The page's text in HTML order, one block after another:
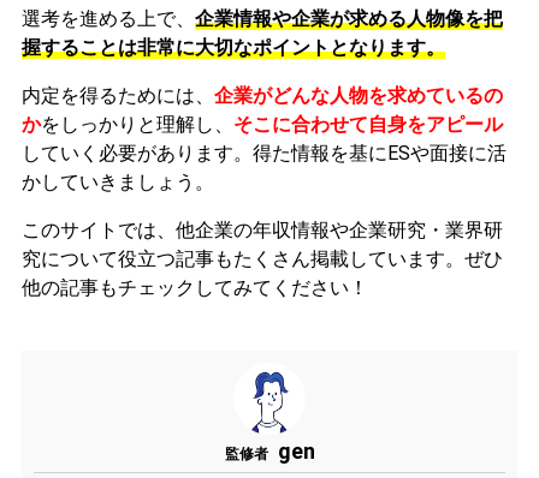
選考を進める上で、 企業情報や企業が求める人物像を把
握することは非常に大切なポイントとなります。
内定を得るためには、 企業がどんな人物を求めているの
かをしっかりと理解し、 そこに合わせて自身をアピール
していく必要があります。 得た情報を基にESや面接に活
かしていきましょう。
このサイトでは、他企業の年収情報や企業研究・業界研
究について役立つ記事もたくさん掲載しています。ぜひ
他の記事もチェックしてみてください！
監修者 gen